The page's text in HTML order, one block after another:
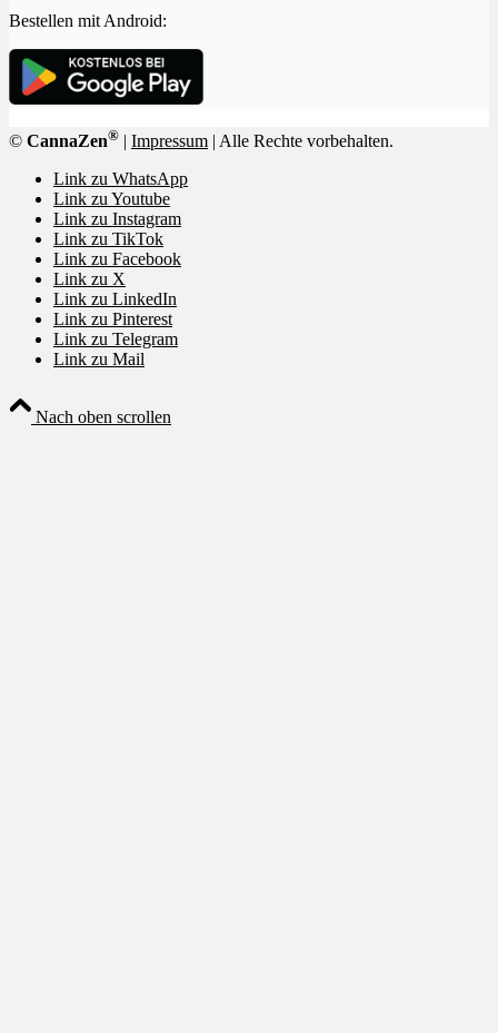
Bestellen mit Android:
© CannaZen® | Impressum | Alle Rechte vorbehalten.
Link zu WhatsApp
Link zu Youtube
Link zu Instagram
Link zu TikTok
Link zu Facebook
Link zu X
Link zu LinkedIn
Link zu Pinterest
Link zu Telegram
Link zu Mail
Nach oben scrollen